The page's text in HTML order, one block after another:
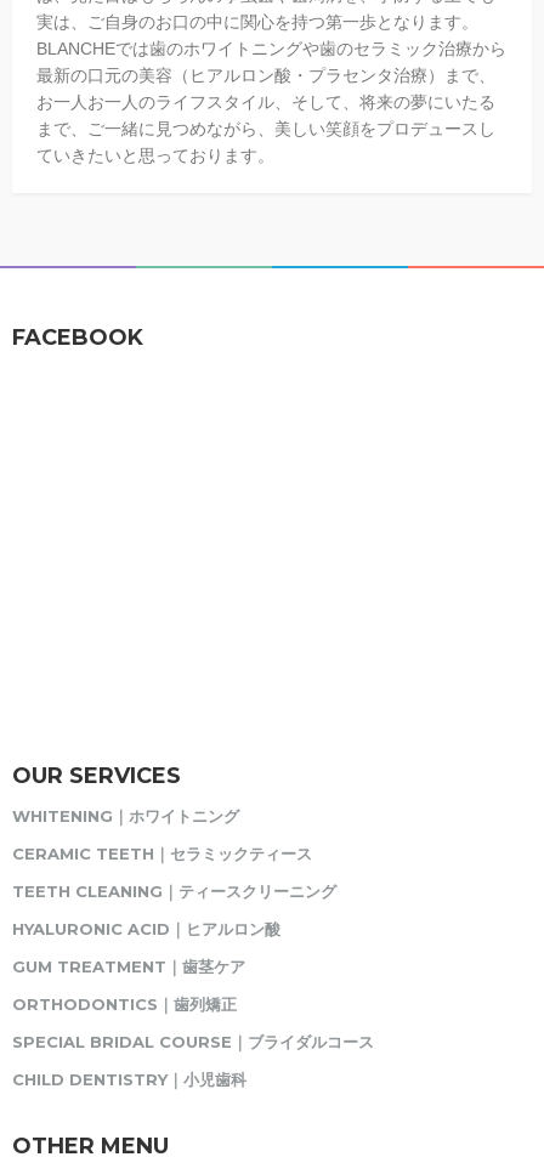
実は、ご自身のお口の中に関心を持つ第一歩となります。
BLANCHEでは歯のホワイトニングや歯のセラミック治療から
最新の口元の美容（ヒアルロン酸・プラセンタ治療）まで、
お一人お一人のライフスタイル、そして、将来の夢にいたる
まで、ご一緒に見つめながら、美しい笑顔をプロデュースし
ていきたいと思っております。
FACEBOOK
OUR SERVICES
WHITENING｜ホワイトニング
CERAMIC TEETH｜セラミックティース
TEETH CLEANING｜ティースクリーニング
HYALURONIC ACID｜ヒアルロン酸
GUM TREATMENT｜歯茎ケア
ORTHODONTICS｜歯列矯正
SPECIAL BRIDAL COURSE｜ブライダルコース
CHILD DENTISTRY｜小児歯科
OTHER MENU